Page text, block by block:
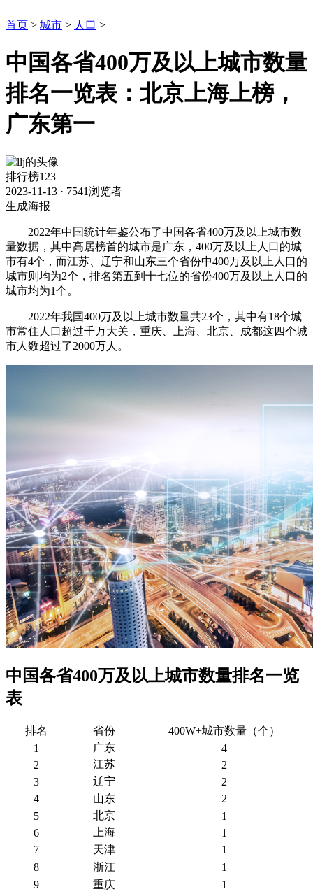
首页 > 城市 > 人口 >
中国各省400万及以上城市数量
排名一览表：北京上海上榜，
广东第一
排行榜123
2023-11-13 · 7541浏览者
生成海报
2022年中国统计年鉴公布了中国各省400万及以上城市数
量数据，其中高居榜首的城市是广东，400万及以上人口的城
市有4个，而江苏、辽宁和山东三个省份中400万及以上人口的
城市则均为2个，排名第五到十七位的省份400万及以上人口的
城市均为1个。
2022年我国400万及以上城市数量共23个，其中有18个城
市常住人口超过千万大关，重庆、上海、北京、成都这四个城
市人数超过了2000万人。
中国各省400万及以上城市数量排名一览
表
排名 省份
400W+城市数量（个）
1
广东
4
2
江苏
2
3
辽宁
2
4
山东
2
5
北京
1
6
上海
1
7
天津
1
8
浙江
1
9
重庆
1